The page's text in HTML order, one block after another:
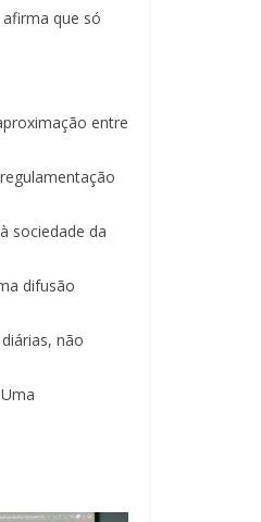
que só
entre
sociedade da
difusão
não